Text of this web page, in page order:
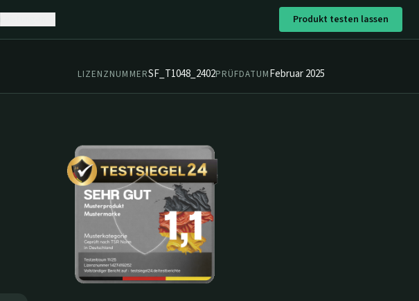
Produkt testen lassen
LIZENZNUMMERSF_T1048_2402PRÜFDATUMFebruar 2025